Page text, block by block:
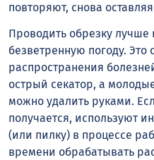
повторяют, снова
Проводить обрезку лучше
безветренную погоду. Это
распространения
острый секатор, а
можно удалить руками.
получается, используют
(или пилку) в процессе
времени обрабатывать